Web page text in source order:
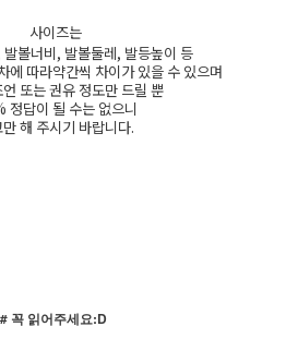
사이즈는
볼너비, 발볼둘레, 발등높이 등
에 따라약간씩 차이가 있을 수 있으며
또는 권유 정도만 드릴 뿐
정답이 될 수는 없으니
만 해 주시기 바랍니다.
# 꼭 읽어주세요:D